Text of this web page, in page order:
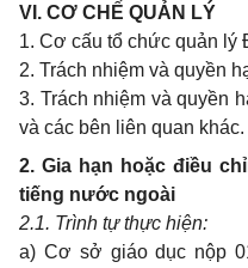
VI. CƠ CHẾ QUẢN LÝ
1. Cơ cấu tổ chức quản lý
2. Trách nhiệm và quyền
3. Trách nhiệm và quyền
và các bên liên quan khác.
2. Gia hạn hoặc điều
tiếng nước ngoài
2.1. Trình tự thực hiện:
a) Cơ sở giáo dục nộp